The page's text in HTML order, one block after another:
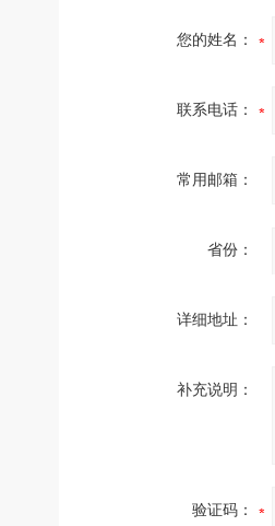
您的姓名：
联系电话：
常用邮箱：
省份：
详细地址：
补充说明：
验证码：